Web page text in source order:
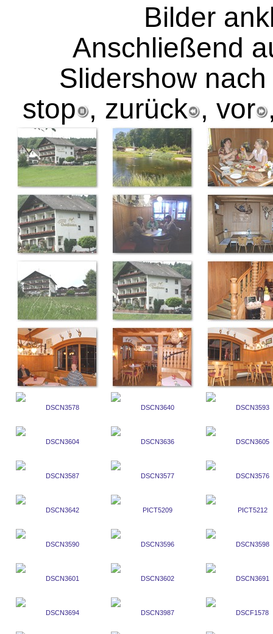
Bilder
Anschließend
Slidershow
stop , zurück , vor